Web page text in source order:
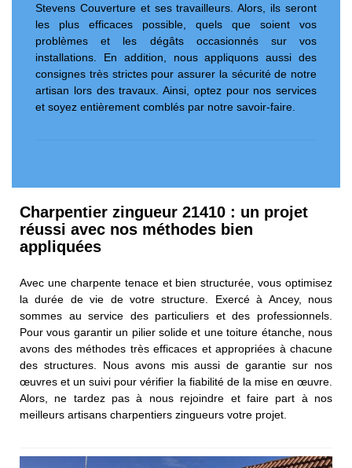
Stevens Couverture et ses travailleurs. Alors, ils seront
les plus efficaces possible, quels que soient vos
problèmes et les dégâts occasionnés sur vos
installations. En addition, nous appliquons aussi des
consignes très strictes pour assurer la sécurité de notre
artisan lors des travaux. Ainsi, optez pour nos services
et soyez entièrement comblés par notre savoir-faire.
Charpentier zingueur 21410 : un projet
réussi avec nos méthodes bien
appliquées
Avec une charpente tenace et bien structurée, vous optimisez
la durée de vie de votre structure. Exercé à Ancey, nous
sommes au service des particuliers et des professionnels.
Pour vous garantir un pilier solide et une toiture étanche, nous
avons des méthodes très efficaces et appropriées à chacune
des structures. Nous avons mis aussi de garantie sur nos
œuvres et un suivi pour vérifier la fiabilité de la mise en œuvre.
Alors, ne tardez pas à nous rejoindre et faire part à nos
meilleurs artisans charpentiers zingueurs votre projet.